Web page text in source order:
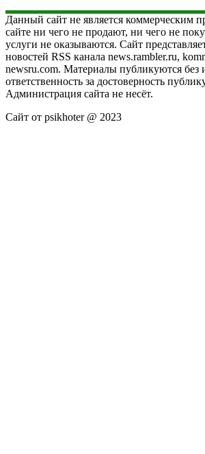
Данный сайт не является коммерческим
сайте ни чего не продают, ни чего не
услуги не оказываются. Сайт
новостей RSS канала news.rambler.ru,
newsru.com. Материалы публикуются без
ответственность за достоверность
Администрация сайта не несёт.
Сайт от psikhoter @ 2023